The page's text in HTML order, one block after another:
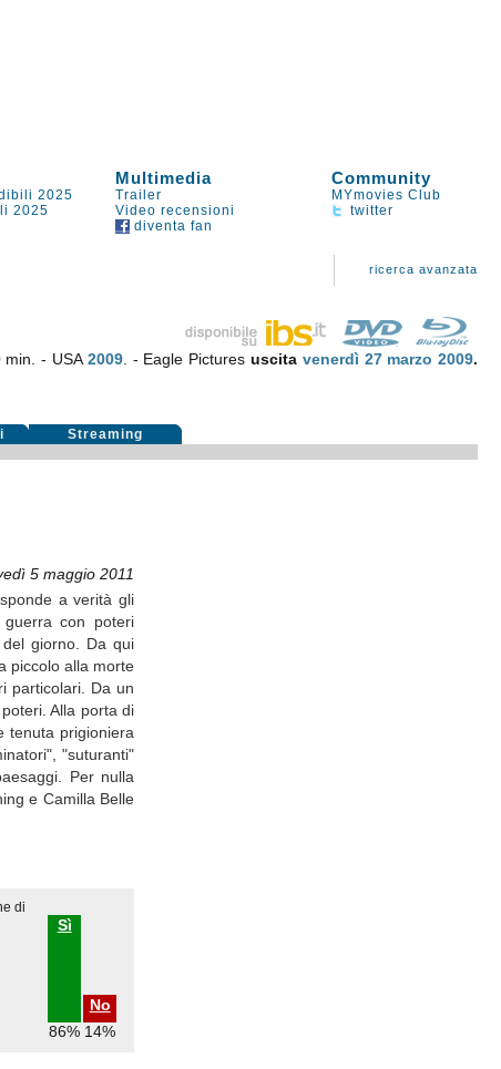
Multimedia Community
2025 Trailer
MYmovies Club
2025 Video recensioni
twitter
diventa fan
ricerca avanzata
min. - USA 2009. - Eagle Picturesuscita venerdì 27 marzo 2009.
Streaming
5 maggio 2011
a verità gli
con poteri
giorno. Da qui
piccolo alla morte
particolari. Da un
Alla porta di
tenuta prigioniera
"suturanti"
Per nulla
e Camilla Belle
di
Sì
86%
No
14%